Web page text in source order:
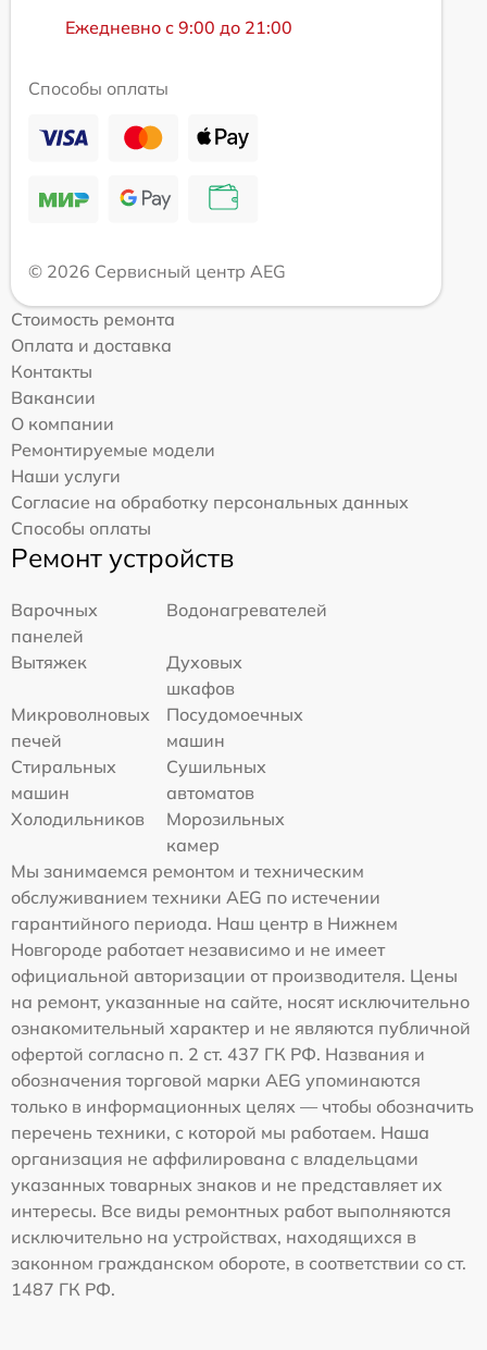
Ежедневно с 9:00 до 21:00
Способы оплаты
© 2026 Сервисный центр AEG
Стоимость ремонта
Оплата и доставка
Контакты
Вакансии
О компании
Ремонтируемые модели
Наши услуги
Согласие на обработку персональных данных
Способы оплаты
Ремонт устройств
Варочных
панелей
Водонагревателей
Вытяжек
Духовых
шкафов
Микроволновых
печей
Посудомоечных
машин
Стиральных
машин
Сушильных
автоматов
Холодильников
Морозильных
камер
Мы занимаемся ремонтом и техническим
обслуживанием техники AEG по истечении
гарантийного периода. Наш центр в Нижнем
Новгороде работает независимо и не имеет
официальной авторизации от производителя. Цены
на ремонт, указанные на сайте, носят исключительно
ознакомительный характер и не являются публичной
офертой согласно п. 2 ст. 437 ГК РФ. Названия и
обозначения торговой марки AEG упоминаются
только в информационных целях — чтобы обозначить
перечень техники, с которой мы работаем. Наша
организация не аффилирована с владельцами
указанных товарных знаков и не представляет их
интересы. Все виды ремонтных работ выполняются
исключительно на устройствах, находящихся в
законном гражданском обороте, в соответствии со ст.
1487 ГК РФ.